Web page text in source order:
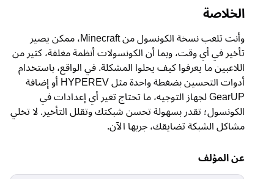
الخلاصة
وأنت تلعب نسخة الكونسول من Minecraft، ممكن يصير
تأخير في أي وقت، وبما أن الكونسولات أنظمة مغلقة، كثير من
اللاعبين ما يعرفوا كيف يحلوا المشكلة. في الواقع، باستخدام
أدوات التحسين بضغطة واحدة مثل HYPEREV أو إضافة
GearUP لجهاز التوجيه، ما تحتاج تغير أي إعدادات في
الكونسول؛ تقدر بسهولة تحسن شبكتك وتقلل التأخير. لا تخلي
مشاكل الشبكة تضايقك، جربها الآن.
عن المؤلف